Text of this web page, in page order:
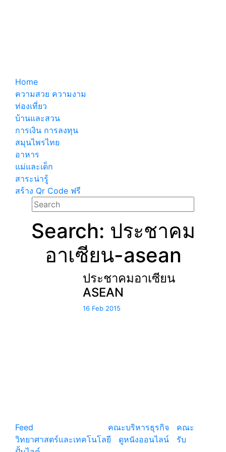
Home
ความสวย ความงาม
ท่องเที่ยว
บ้านและสวน
การเงิน การลงทุน
สมุนไพรไทย
อาหาร
แม่และเด็ก
สาระน่ารู้
สร้าง Qr Code ฟรี
Search: ประชาคม
อาเซียน-asean
ประชาคมอาเซียน
ASEAN
16 Feb 2015
Feed
คณะบริหารธุรกิจ
คณะ
วิทยาศาสตร์และเทคโนโลยี
ดูหนังออนไลน์
รับ